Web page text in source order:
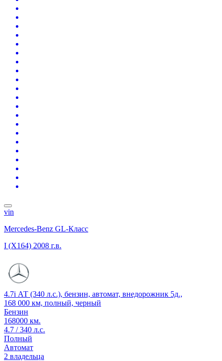
vin
Mercedes-Benz GL-Класс
I (X164) 2008 г.в.
4.7i АТ (340 л.с.), бензин, автомат, внедорожник 5д.,
168 000 км, полный, черный
Бензин
168000 км.
4.7 / 340 л.с.
Полный
Автомат
2 владельца